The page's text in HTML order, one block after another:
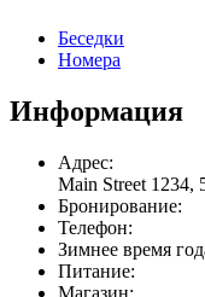
Беседки
Номера
Информация
Адрес:
Main Street 1234,
Бронирование:
Телефон:
Зимнее время
Питание: